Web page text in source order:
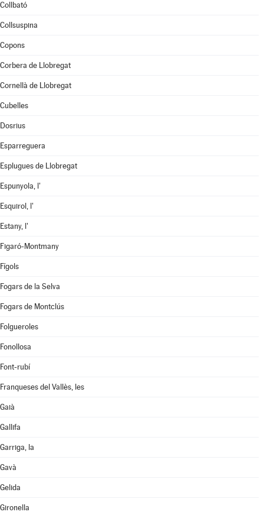
Collbató
Collsuspina
Copons
Corbera de Llobregat
Cornellà de Llobregat
Cubelles
Dosrius
Esparreguera
Esplugues de Llobregat
Espunyola, l'
Esquirol, l'
Estany, l'
Figaró-Montmany
Fígols
Fogars de la Selva
Fogars de Montclús
Folgueroles
Fonollosa
Font-rubí
Franqueses del Vallès, les
Gaià
Gallifa
Garriga, la
Gavà
Gelida
Gironella